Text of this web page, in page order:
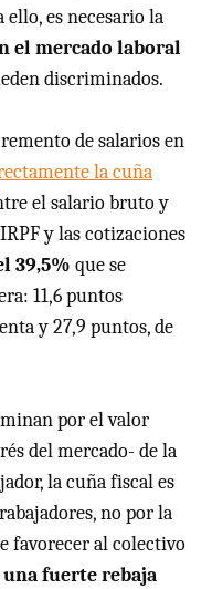
ello, es necesario la
el mercado laboral
discriminados.
de salarios en
la cuña
el salario bruto y
y las cotizaciones
39,5% que se
11,6 puntos
y 27,9 puntos, de
por el valor
del mercado- de la
la cuña fiscal es
no por la
favorecer al colectivo
una fuerte rebaja